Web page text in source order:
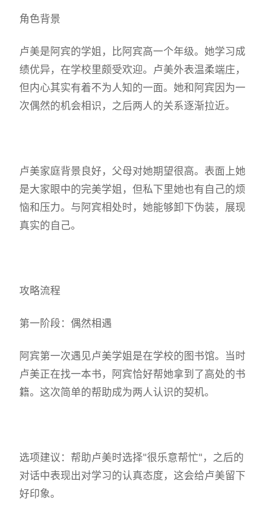
角色背景
卢美是阿宾的学姐，比阿宾高一个年级。她学习成
绩优异，在学校里颇受欢迎。卢美外表温柔端庄，
但内心其实有着不为人知的一面。她和阿宾因为一
次偶然的机会相识，之后两人的关系逐渐拉近。
卢美家庭背景良好，父母对她期望很高。表面上她
是大家眼中的完美学姐，但私下里她也有自己的烦
恼和压力。与阿宾相处时，她能够卸下伪装，展现
真实的自己。
攻略流程
第一阶段：偶然相遇
阿宾第一次遇见卢美学姐是在学校的图书馆。当时
卢美正在找一本书，阿宾恰好帮她拿到了高处的书
籍。这次简单的帮助成为两人认识的契机。
选项建议：帮助卢美时选择"很乐意帮忙"，之后的
对话中表现出对学习的认真态度，这会给卢美留下
好印象。